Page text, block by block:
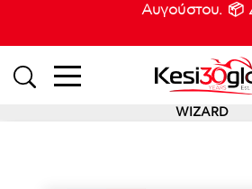
Αυγούστου. 📦
WIZARD